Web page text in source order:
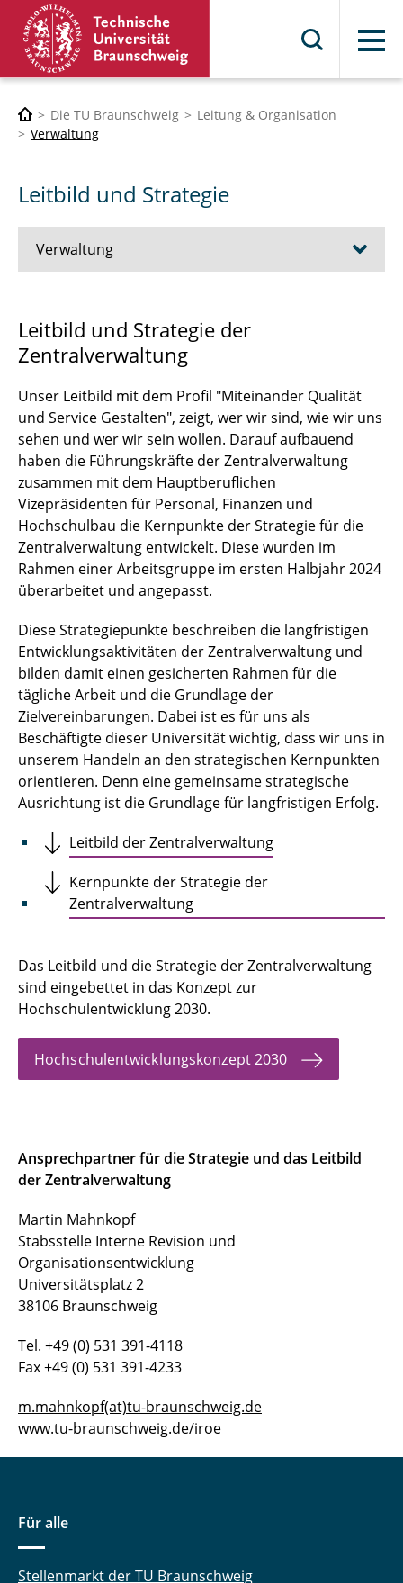
Menü
Die TU Braunschweig
Leitung & Organisation
Verwaltung
Leitbild und Strategie
Verwaltung
Studium
Geschäftsbereich 2 - Finanzen
Geschäftsbereich 3 - Gebäudemanagement
Leitbild und Strategie
International und Weltoffen
Leitbild und Strategie der
Zentralverwaltung
Unser Leitbild mit dem Profil "Miteinander Qualität
und Service Gestalten", zeigt, wer wir sind, wie wir uns
sehen und wer wir sein wollen. Darauf aufbauend
haben die Führungskräfte der Zentralverwaltung
zusammen mit dem Hauptberuflichen
Vizepräsidenten für Personal, Finanzen und
Hochschulbau die Kernpunkte der Strategie für die
Zentralverwaltung entwickelt. Diese wurden im
Rahmen einer Arbeitsgruppe im ersten Halbjahr 2024
überarbeitet und angepasst.
Diese Strategiepunkte beschreiben die langfristigen
Entwicklungsaktivitäten der Zentralverwaltung und
bilden damit einen gesicherten Rahmen für die
tägliche Arbeit und die Grundlage der
Zielvereinbarungen. Dabei ist es für uns als
Beschäftigte dieser Universität wichtig, dass wir uns in
unserem Handeln an den strategischen Kernpunkten
orientieren. Denn eine gemeinsame strategische
Ausrichtung ist die Grundlage für langfristigen Erfolg.
Leitbild der Zentralverwaltung
Kernpunkte der Strategie der
Zentralverwaltung
Das Leitbild und die Strategie der Zentralverwaltung
sind eingebettet in das Konzept zur
Hochschulentwicklung 2030.
Hochschulentwicklungskonzept 2030
Ansprechpartner für die Strategie und das Leitbild
der Zentralverwaltung
Martin Mahnkopf
Stabsstelle Interne Revision und
Organisationsentwicklung
Universitätsplatz 2
38106 Braunschweig
Tel. +49 (0) 531 391-4118
Fax +49 (0) 531 391-4233
m.mahnkopf(at)tu-braunschweig.de
www.tu-braunschweig.de/iroe
Für alle
Stellenmarkt der TU Braunschweig